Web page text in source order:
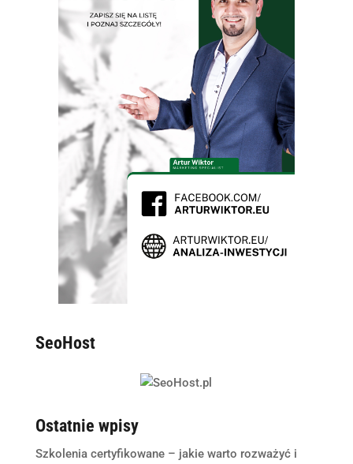
SeoHost
Ostatnie wpisy
Szkolenia certyfikowane – jakie warto rozważyć i